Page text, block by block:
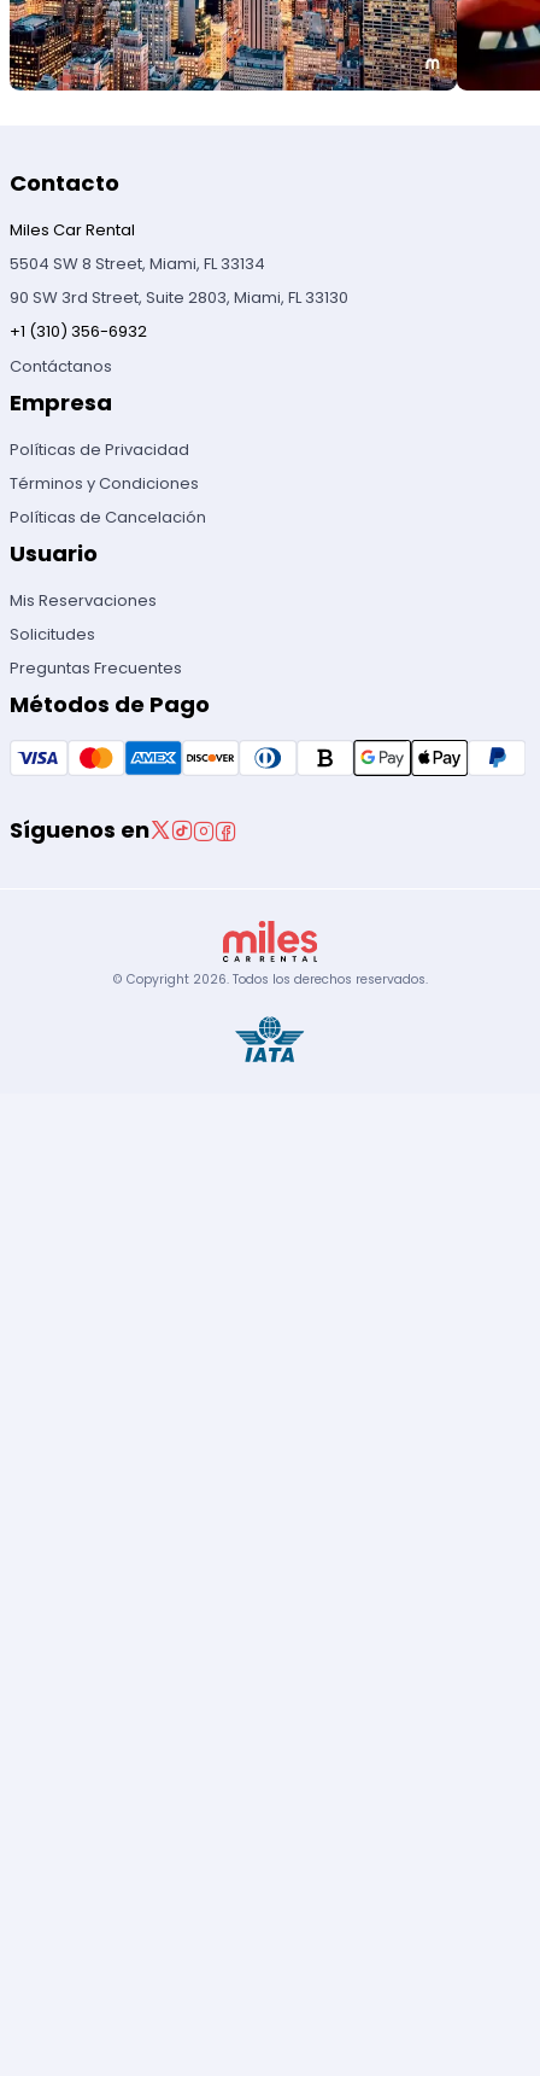
Contacto
Miles Car Rental
5504 SW 8 Street, Miami, FL 33134
90 SW 3rd Street, Suite 2803, Miami, FL 33130
+1 (310) 356-6932
Contáctanos
Empresa
Políticas de Privacidad
Términos y Condiciones
Políticas de Cancelación
Usuario
Mis Reservaciones
Solicitudes
Preguntas Frecuentes
Métodos de Pago
Síguenos en
© Copyright 2026. Todos los derechos reservados.